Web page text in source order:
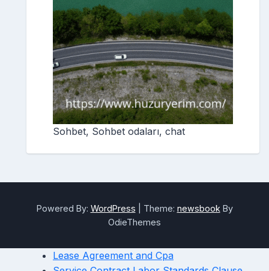
Sohbet, Sohbet odaları, chat
Powered By: WordPress Theme: newsbookBy
OdieThemes
Lease Agreement and Cpa